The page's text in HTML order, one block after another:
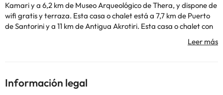
Kamari y a 6,2 km de Museo Arqueológico de Thera, y dispone de
wifi gratis y terraza. Esta casa o chalet está a 7,7 km de Puerto
de Santorini y a 11 km de Antigua Akrotiri. Esta casa o chalet con
aire acondicionado consta de 2 dormitorios, una sala de estar,
una cocina totalmente equipada con nevera y cafetera, y 2
disfrutar de bañera de hidromasaje. Hay servicio de alquiler de
bicicletas y servicio de alquiler de coches en Approxi Cave: 2-
Información legal